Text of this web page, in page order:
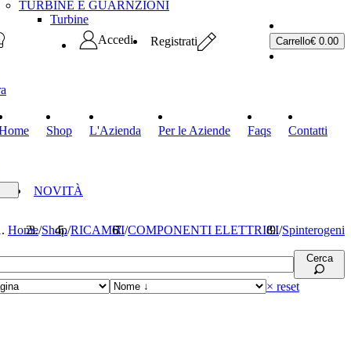
Accedi Registrati Carrello€ 0.00
Shop L'Azienda Per le Aziende Faqs Contatti
TURBINE E GUARNZIONI
Turbine
NOVITÀ
Home/Shop/RICAMBI/COMPONENTI ELETTRICI/Spinterogeni
Cerca
× reset